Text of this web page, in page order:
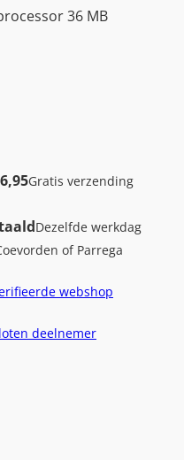
36 MB
Gratis verzending
Dezelfde werkdag
of Parrega
webshop
deelnemer